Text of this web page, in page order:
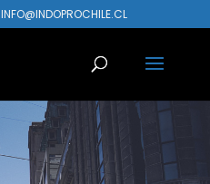
INFO@INDOPROCHILE.CL